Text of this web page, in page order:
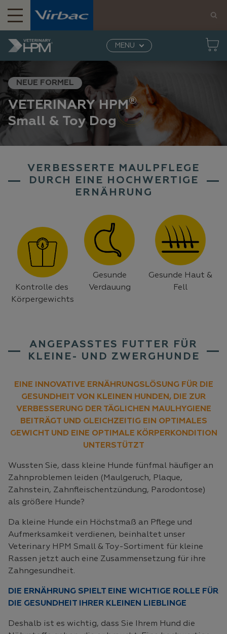
Home Veterinary HPM - Tierernährung Hund Small & Toy
MENU
NEUE FORMEL
VETERINARY HPM®
Small & Toy Dog
VERBESSERTE MAULPFLEGE
DURCH EINE HOCHWERTIGE
ERNÄHRUNG
Kontrolle des
Körpergewichts
Gesunde
Verdauung
Gesunde Haut &
Fell
ANGEPASSTES FUTTER FÜR
KLEINE- UND ZWERGHUNDE
EINE INNOVATIVE ERNÄHRUNGSLÖSUNG FÜR DIE
GESUNDHEIT VON KLEINEN HUNDEN, DIE ZUR
VERBESSERUNG DER TÄGLICHEN MAULHYGIENE
BEITRÄGT UND GLEICHZEITIG EIN OPTIMALES
GEWICHT UND EINE OPTIMALE KÖRPERKONDITION
UNTERSTÜTZT
Wussten Sie, dass kleine Hunde fünfmal häufiger an
Zahnproblemen leiden (Maulgeruch, Plaque,
Zahnstein, Zahnfleischentzündung, Parodontose)
als größere Hunde?
Da kleine Hunde ein Höchstmaß an Pflege und
Aufmerksamkeit verdienen, beinhaltet unser
Veterinary HPM Small & Toy-Sortiment für kleine
Rassen jetzt auch eine Zusammensetzung für ihre
Zahngesundheit.
DIE ERNÄHRUNG SPIELT EINE WICHTIGE ROLLE FÜR
DIE GESUNDHEIT IHRER KLEINEN LIEBLINGE
Deshalb ist es wichtig, dass Sie Ihrem Hund die